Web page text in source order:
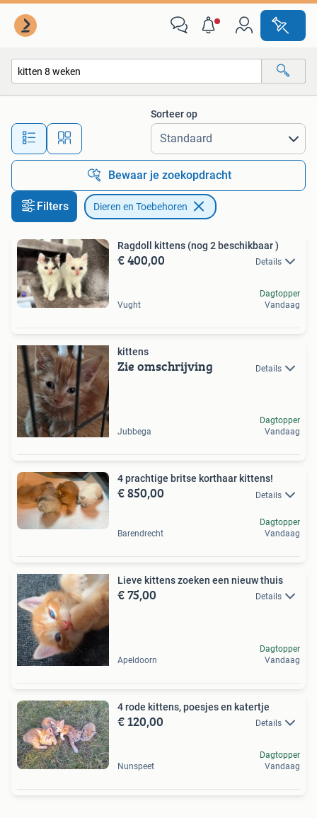
Alle afstanden…
Sorteer op
Bewaar je zoekopdracht
Filters Dieren en Toebehoren
Ragdoll kittens (nog 2 beschikbaar )
€ 400,00 Details
Vught
Dagtopper
Vandaag
kittens
Zie omschrijving Details
Jubbega
Dagtopper
Vandaag
4 prachtige britse korthaar kittens!
€ 850,00 Details
Barendrecht
Dagtopper
Vandaag
Lieve kittens zoeken een nieuw thuis
€ 75,00 Details
Apeldoorn
Dagtopper
Vandaag
4 rode kittens, poesjes en katertje
€ 120,00 Details
Nunspeet
Dagtopper
Vandaag